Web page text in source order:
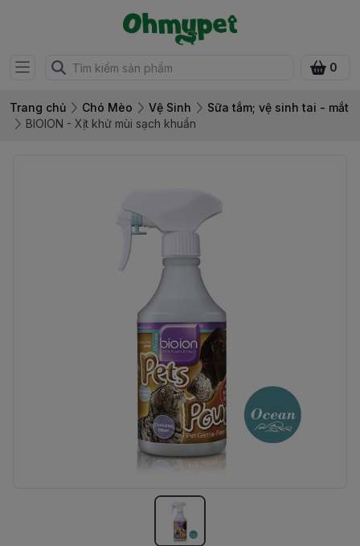
0
Trang chủ Chó Mèo Vệ Sinh
Sữa tắm; vệ sinh tai - mắt
BIOION - Xịt khử mùi sạch khuẩn